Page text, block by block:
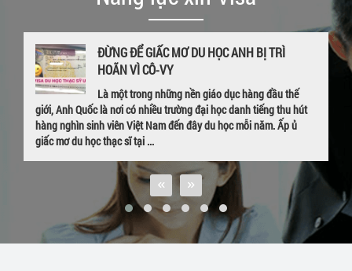
ĐỪNG ĐỂ GIẤC MƠ DU HỌC ANH BỊ TRÌ
HOÃN VÌ CÔ-VY
Là một trong những nền giáo dục hàng đầu thế
giới, Anh Quốc là nơi có nhiều trường đại học danh tiếng thu hút
hàng nghìn sinh viên Việt Nam đến đây du học mỗi năm. Ấp ủ
giấc mơ du học thạc sĩ tại ...